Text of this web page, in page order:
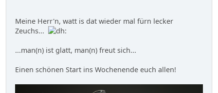
Meine Herr'n, watt is dat wieder mal fürn lecker
Zeuchs...
...man(n) ist glatt, man(n) freut sich...
Einen schönen Start ins Wochenende euch allen!